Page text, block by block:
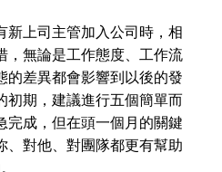
新上司主管加入公司時，相
，無論是工作態度、工作流
的差異都會影響到以後的發
初期，建議進行五個簡單而
完成，但在頭一個月的關鍵
、對他、對團隊都更有幫助